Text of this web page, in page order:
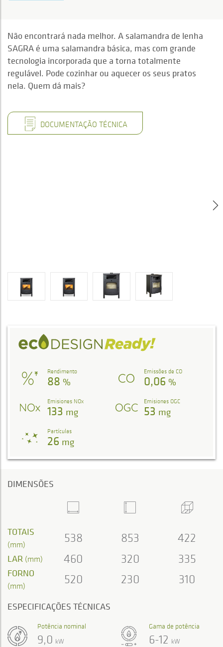
Não encontrará nada melhor. A salamandra de lenha
SAGRA é uma salamandra básica, mas com grande
tecnologia incorporada que a torna totalmente
regulável. Pode cozinhar ou aquecer os seus pratos
nela. Quem dá mais?
DOCUMENTAÇÃO TÉCNICA
Rendimento
88 %
Emissões de CO
0,06 %
Emisiones NOx
133 mg
Emisiones OGC
53 mg
Partículas
26 mg
DIMENSÕES
TOTAIS
(mm) 538 853 422
LAR (mm) 460 320 335
FORNO
(mm) 520 230 310
ESPECIFICAÇÕES TÉCNICAS
Gama de potência
6-12 kW
Potência nominal
9,0 kW